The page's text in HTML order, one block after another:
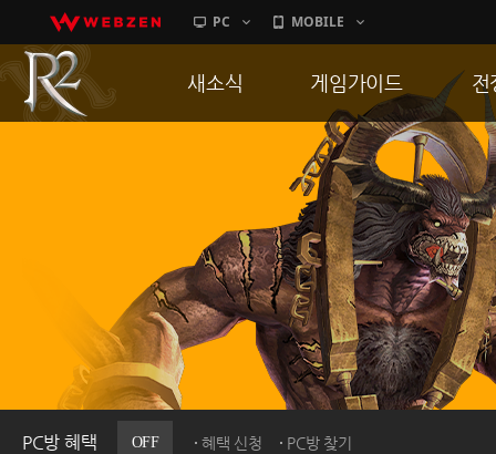
PC MOBILE
PC방 혜택 OFF 혜택 신청 PC방 찾기
새소식
이벤트
히스토리
PC방으로간다
게임가이드
게임 특징
서버가이드
신병훈련소
세부가이드
통합보급센터
전
통
공